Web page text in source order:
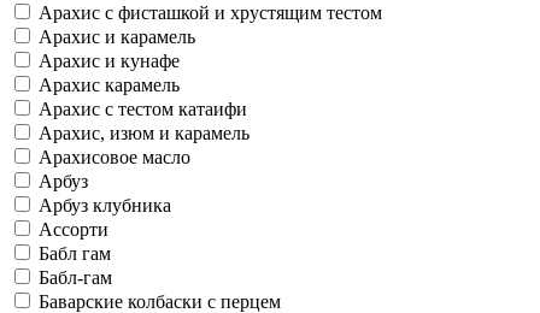
Арахис c фисташкой и хрустящим тестом
Арахис и карамель
Арахис и кунафе
Арахис карамель
Арахис с тестом катаифи
Арахис, изюм и карамель
Арахисовое масло
Арбуз
Арбуз клубника
Ассорти
Бабл гам
Бабл-гам
Баварские колбаски с перцем